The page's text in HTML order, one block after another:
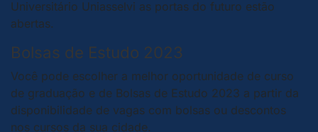
Universitário Uniasselvi as portas do futuro estão
abertas.
Bolsas de Estudo 2023
Você pode escolher a melhor oportunidade de curso
de graduação e de Bolsas de Estudo 2023 a partir da
disponibilidade de vagas com bolsas ou descontos
nos cursos da sua cidade.